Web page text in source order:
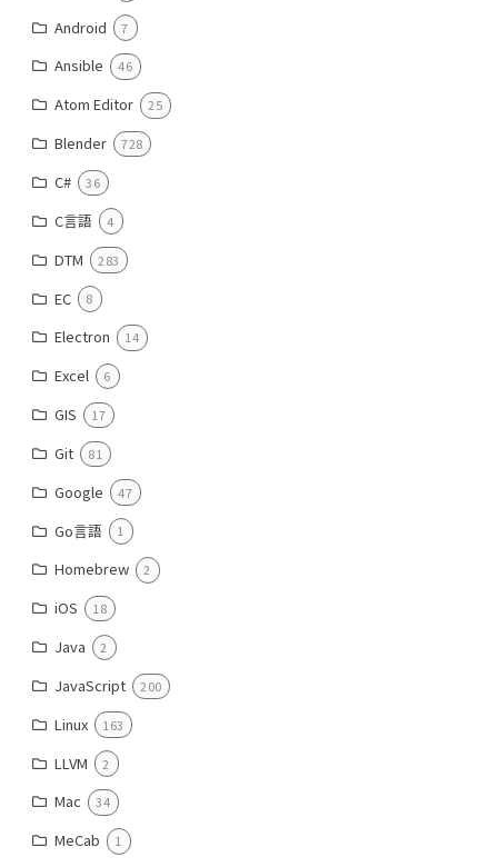
Android 7
Ansible 46
Atom Editor 25
Blender 728
C# 36
C言語 4
DTM 283
EC 8
Electron 14
Excel 6
GIS 17
Git 81
Google 47
Go言語 1
Homebrew 2
iOS 18
Java 2
JavaScript 200
Linux 163
LLVM 2
Mac 34
MeCab 1